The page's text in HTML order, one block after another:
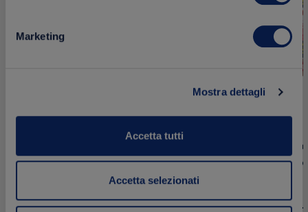
Marketing
Mostra dettagli
Accetta tutti
Accetta selezionati
Sugo Fresco ai 4 Formaggi – 85g
Pesto
Secchi e